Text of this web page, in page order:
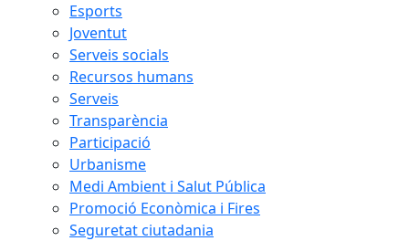
Esports
Joventut
Serveis socials
Recursos humans
Serveis
Transparència
Participació
Urbanisme
Medi Ambient i Salut Pública
Promoció Econòmica i Fires
Seguretat ciutadania